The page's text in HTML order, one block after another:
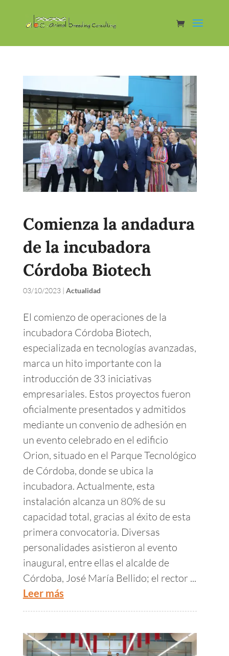
Comienza la andadura
de la incubadora
Córdoba Biotech
03/10/2023| Actualidad
El comienzo de operaciones de la
incubadora Córdoba Biotech,
especializada en tecnologías avanzadas,
marca un hito importante con la
introducción de 33 iniciativas
empresariales. Estos proyectos fueron
oficialmente presentados y admitidos
mediante un convenio de adhesión en
un evento celebrado en el edificio
Orion, situado en el Parque Tecnológico
de Córdoba, donde se ubica la
incubadora. Actualmente, esta
instalación alcanza un 80% de su
capacidad total, gracias al éxito de esta
primera convocatoria. Diversas
personalidades asistieron al evento
inaugural, entre ellas el alcalde de
Córdoba, José María Bellido; el rector ...
Leer más